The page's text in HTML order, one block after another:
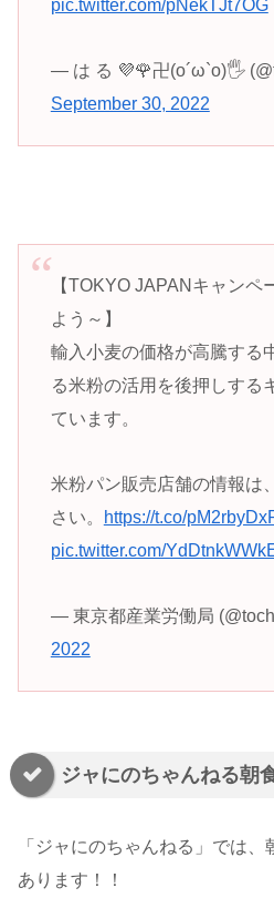
pic.twitter.com/pNekTJt7OG
— は る 💜🌹卍(o´ω`o)🖐
September 30, 2022
【TOKYO JAPANキャンペ
よう～】
輸入小麦の価格が高騰する
る米粉の活用を後押しする
ています。
米粉パン販売店舗の情報は
さい。
https://t.co/
pic.twitter.com/
— 東京都産業労働局
2022
ジャにのちゃんねる朝
「ジャにのちゃんねる」では
あります！！